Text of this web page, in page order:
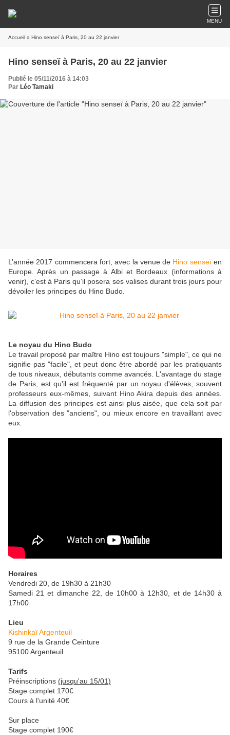
MENU
Accueil » Hino senseï à Paris, 20 au 22 janvier
Hino senseï à Paris, 20 au 22 janvier
Publié le 05/11/2016 à 14:03
Par Léo Tamaki
L’année 2017 commencera fort, avec la venue de Hino senseïen
Europe. Après un passage à Albi et Bordeaux (informations à
venir), c’est à Paris qu’il posera ses valises durant trois jours pour
dévoiler les principes du Hino Budo.
Le noyau du Hino Budo
Le travail proposé par maître Hino est toujours "simple", ce qui ne
signifie pas "facile", et peut donc être abordé par les pratiquants
de tous niveaux, débutants comme avancés. L'avantage du stage
de Paris, est qu'il est fréquenté par un noyau d'élèves, souvent
professeurs eux-mêmes, suivant Hino Akira depuis des années.
La diffusion des principes est ainsi plus aisée, que cela soit par
l'observation des "anciens", ou mieux encore en travaillant avec
eux.
Horaires
Vendredi 20, de 19h30 à 21h30
Samedi 21 et dimanche 22, de 10h00 à 12h30, et de 14h30 à
17h00
Lieu
Kishinkaï Argenteuil
9 rue de la Grande Ceinture
95100 Argenteuil
Tarifs
Préinscriptions (jusqu'au 15/01)
Stage complet 170€
Cours à l'unité 40€
Sur place
Stage complet 190€